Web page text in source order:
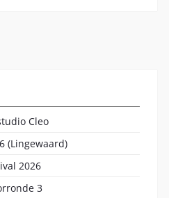
Cleo
(Lingewaard)
2026
3